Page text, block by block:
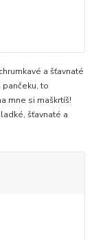
a šťavnaté
to
mne si maškrtíš!
šťavnaté a